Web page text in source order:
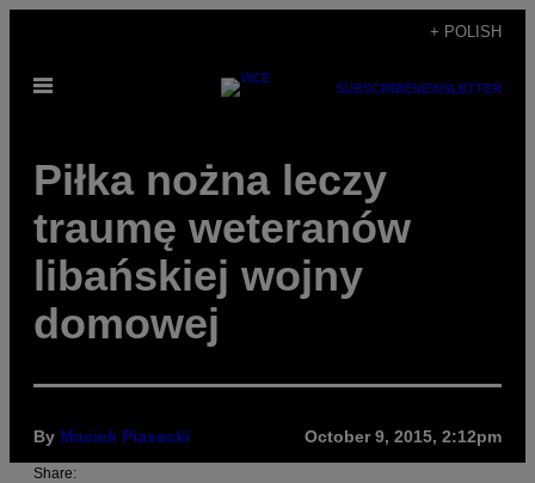
content
+ POLISH
Open
SUBSCRIBENEWSLETTER
Piłka nożna leczy
traumę weteranów
libańskiej wojny
domowej
By Maciek Piasecki October 9, 2015, 2:12pm
Share: